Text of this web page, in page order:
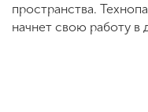
пространства.
начнет свою работу в